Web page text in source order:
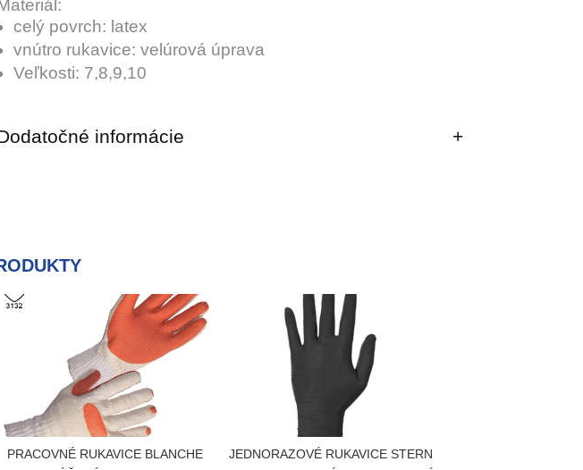
celý povrch: latex
vnútro rukavice: velúrová úprava
Veľkosti: 7,8,9,10
informácie
PRACOVNÉ RUKAVICE BLANCHE
JEDNORAZOVÉ RUKAVICE STERN